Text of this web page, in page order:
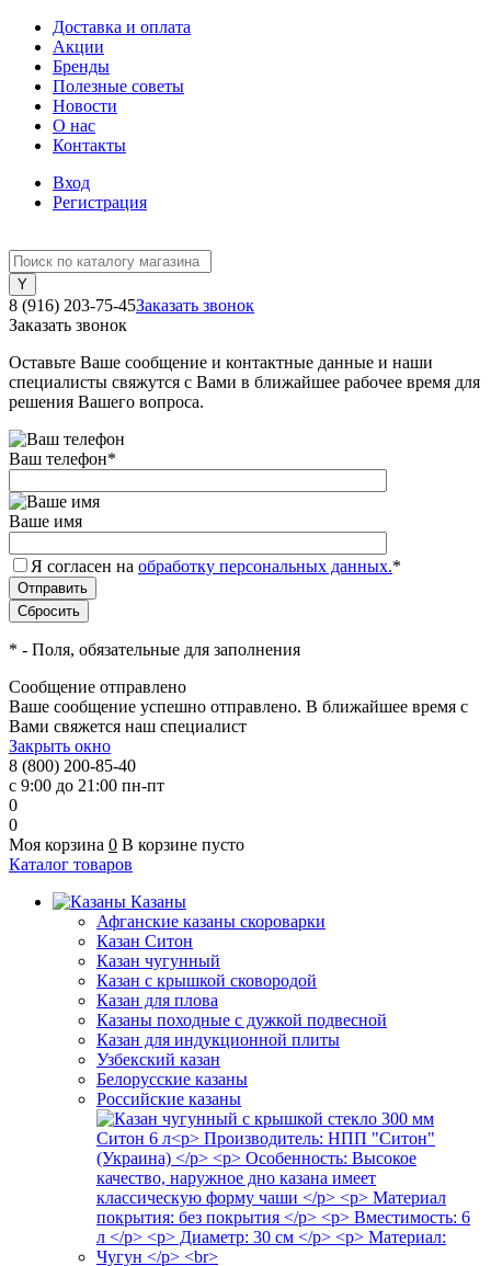
Доставка и оплата
Акции
Бренды
Полезные советы
Новости
О нас
Контакты
Вход
Регистрация
8 (916) 203-75-45Заказать звонок
Заказать звонок
Оставьте Ваше сообщение и контактные данные и наши
специалисты свяжутся с Вами в ближайшее рабочее время для
решения Вашего вопроса.
Ваш телефон*
Ваше имя
Я согласен на обработку персональных данных.*
* - Поля, обязательные для заполнения
Сообщение отправлено
Ваше сообщение успешно отправлено. В ближайшее время с
Вами свяжется наш специалист
Закрыть окно
8 (800) 200-85-40
с 9:00 до 21:00 пн-пт
0
0
Моя корзина 0 В корзине пусто
Каталог товаров
Казаны
Афганские казаны скороварки
Казан Ситон
Казан чугунный
Казан с крышкой сковородой
Казан для плова
Казаны походные с дужкой подвесной
Казан для индукционной плиты
Узбекский казан
Белорусские казаны
Российские казаны